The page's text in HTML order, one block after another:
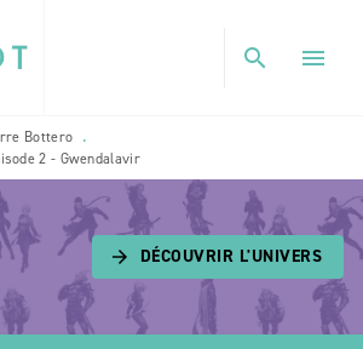
search menu
Bottero •
2 - Gwendalavir
arrow_forward DÉCOUVRIR L'UNIVERS